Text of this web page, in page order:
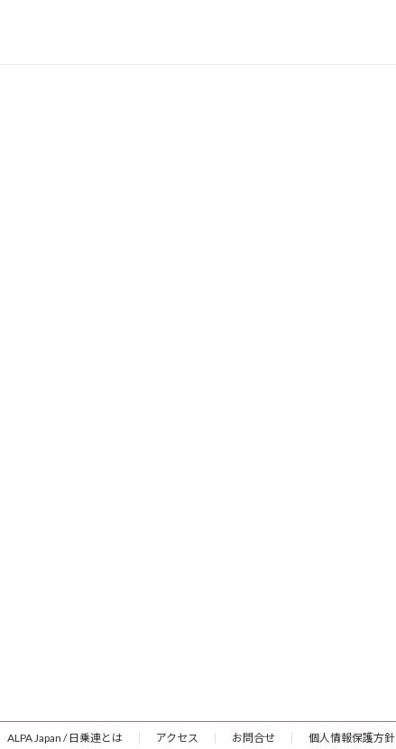
ALPA Japan / 日乗連とは アクセス お問合せ 個人情報保護方針